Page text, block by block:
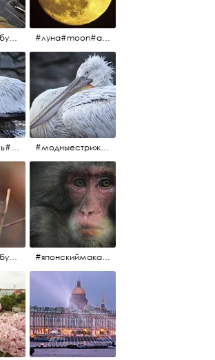
#санктпетербург #исаакиевскийсобор #исакий #луна#moon#апрельскаялуна#санктпетербург
#гранж#стиль#тренд#тренд2017 #модныестрижки#санктпетербург #пеликан #птицы#причёски #модныестрижки#стильныестрижки#причёски#зоопарк #пеликан#санктпетербург #причёскиподуше
#санктпетербург #macacafuscata #macaca #ленинградскийзоопарк #снежнаяобезьяна #японскиймакак #макака #зоопарк #японскиймакак#снежнаяобезьяна#приматы#макака#зоопарк#животные#ленинградскийзоопарк#macaca#macacafuscata#санктпетербург